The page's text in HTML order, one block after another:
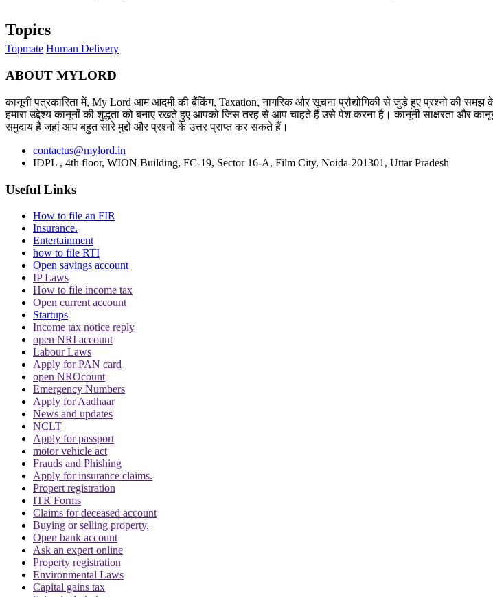
Topics
Topmate Human Delivery
ABOUT MYLORD
कानूनी पत्रकारिता में, My Lord आम आदमी की बैंकिंग, Taxation, नागरिक और सूचना प्रौद्योगिकी से जुड़े हुए प्रश्नो की
हमारा उद्देश्य कानूनों की शुद्धता को बनाए रखते हुए आपको जिस तरह से आप चाहते हैं उसे पेश करना है। कानूनी साक्षरता और
समुदाय है जहां आप बहुत सारे मुद्दों और प्रश्नों के उत्तर प्राप्त कर सकते हैं।
contactus@mylord.in
IDPL , 4th floor, WION Building, FC-19, Sector 16-A, Film City, Noida-201301, Uttar Pradesh
Useful Links
How to file an FIR
Insurance.
Entertainment
how to file RTI
Open savings account
IP Laws
How to file income tax
Open current account
Startups
Income tax notice reply
open NRI account
Labour Laws
Apply for PAN card
open NROcount
Emergency Numbers
Apply for Aadhaar
News and updates
NCLT
Apply for passport
motor vehicle act
Frauds and Phishing
Apply for insurance claims.
Propert registration
ITR Forms
Claims for deceased account
Buying or selling property.
Open bank account
Ask an expert online
Property registration
Environmental Laws
Capital gains tax